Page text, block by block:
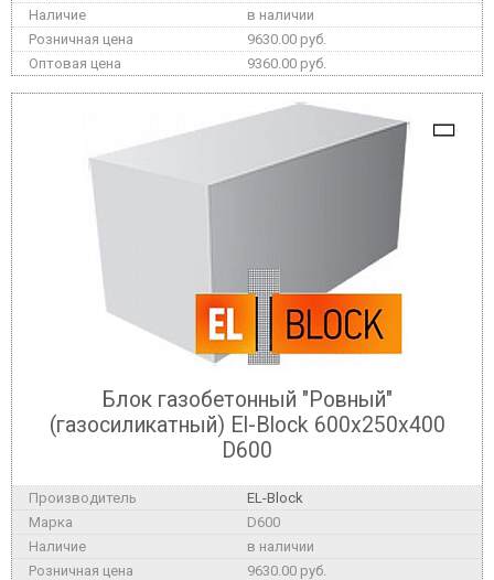
в наличии
9630.00 руб.
9360.00 руб.
Блок газобетонный "Ровный"
(газосиликатный) El-Block 600х250х400
D600
EL-Block
D600
в наличии
9630.00 руб.